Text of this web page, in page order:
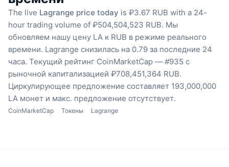
The live Lagrange price today is ₽3.67 RUB with a 24-
hour trading volume of ₽504,504,523 RUB. Мы
обновляем нашу цену LA к RUB в режиме реального
времени. Lagrange снизилась на 0.79 за последние 24
часа. Текущий рейтинг CoinMarketCap — #935 с
рыночной капитализацией ₽708,451,364 RUB.
Циркулирующее предложение составляет 193,000,000
LA монет и макс. предложение отсутствует.
CoinMarketCap Токены Lagrange